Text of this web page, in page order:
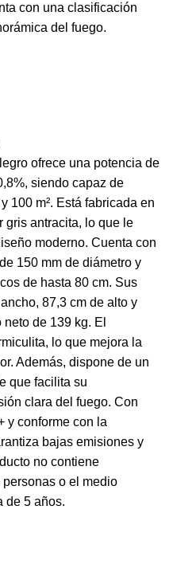
con una clasificación
del fuego.
ofrece una potencia de
siendo capaz de
100 m². Está fabricada en
gris antracita, lo que le
moderno. Cuenta con
150 mm de diámetro y
de hasta 80 cm. Sus
87,3 cm de alto y
de 139 kg. El
lo que mejora la
Además, dispone de un
que facilita su
clara del fuego. Con
y conforme con la
bajas emisiones y
no contiene
o el medio
de 5 años.